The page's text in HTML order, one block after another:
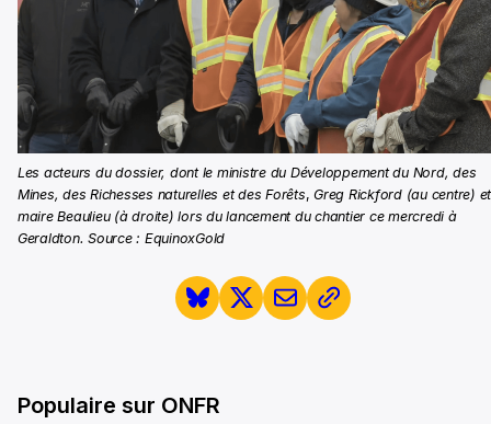
Les acteurs du dossier, dont le ministre du Développement du Nord, des
Mines, des Richesses naturelles et des Forêts,Greg Rickford (au centre)
maire Beaulieu (à droite) lors du lancement du chantier ce mercredi à
Geraldton. Source : EquinoxGold
Populaire sur ONFR